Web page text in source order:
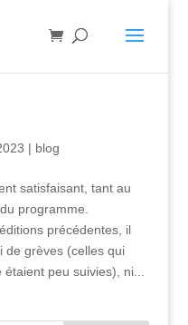
| blog
satisfaisant, tant au
programme.
précédentes, il
de grèves (celles qui
peu suivies), ni...